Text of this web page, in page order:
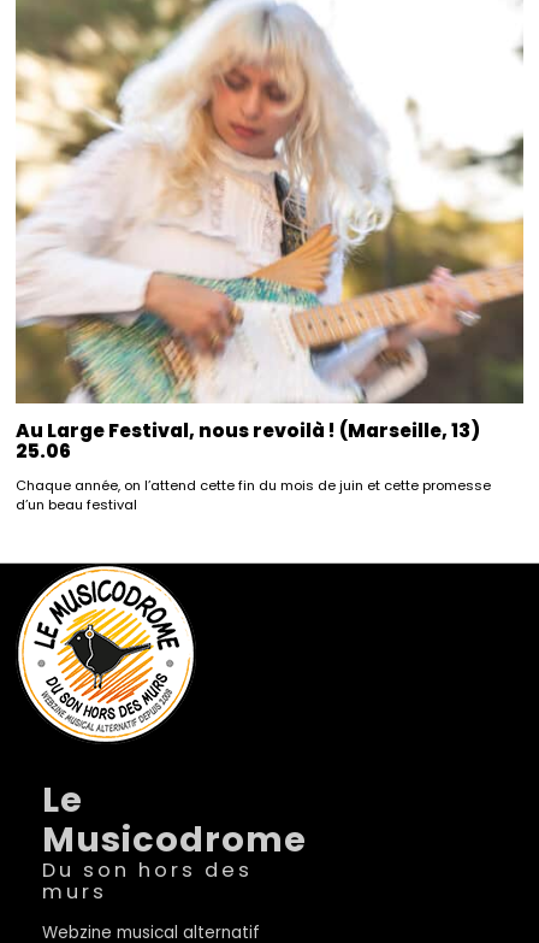
Au Large Festival, nous revoilà ! (Marseille, 13)
25.06
Chaque année, on l’attend cette fin du mois de juin et cette promesse
d’un beau festival
Le
Musicodrome
Du son hors des
murs
Webzine musical alternatif